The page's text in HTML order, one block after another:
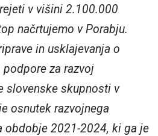
v višini 2.100.000
načrtujemo v Porabju.
in usklajevanja o
za razvoj
slovenske skupnosti v
osnutek razvojnega
obdobje 2021-2024, ki ga je